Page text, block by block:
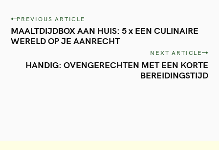
P
o
PREVIOUS ARTICLE
MAALTDIJDBOX AAN HUIS: 5 x EEN CULINAIRE
WERELD OP JE AANRECHT
NEXT ARTICLE
HANDIG: OVENGERECHTEN MET EEN KORTE
BEREIDINGSTIJD